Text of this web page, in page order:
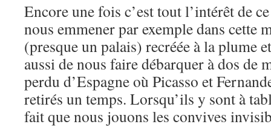
Encore une fois c’est tout l’intérêt de
nous emmener par exemple dans cette
(presque un palais) recréée à la plume
aussi de nous faire débarquer à dos de
perdu d’Espagne où Picasso et
retirés un temps. Lorsqu’ils y sont à
fait que nous jouons les convives